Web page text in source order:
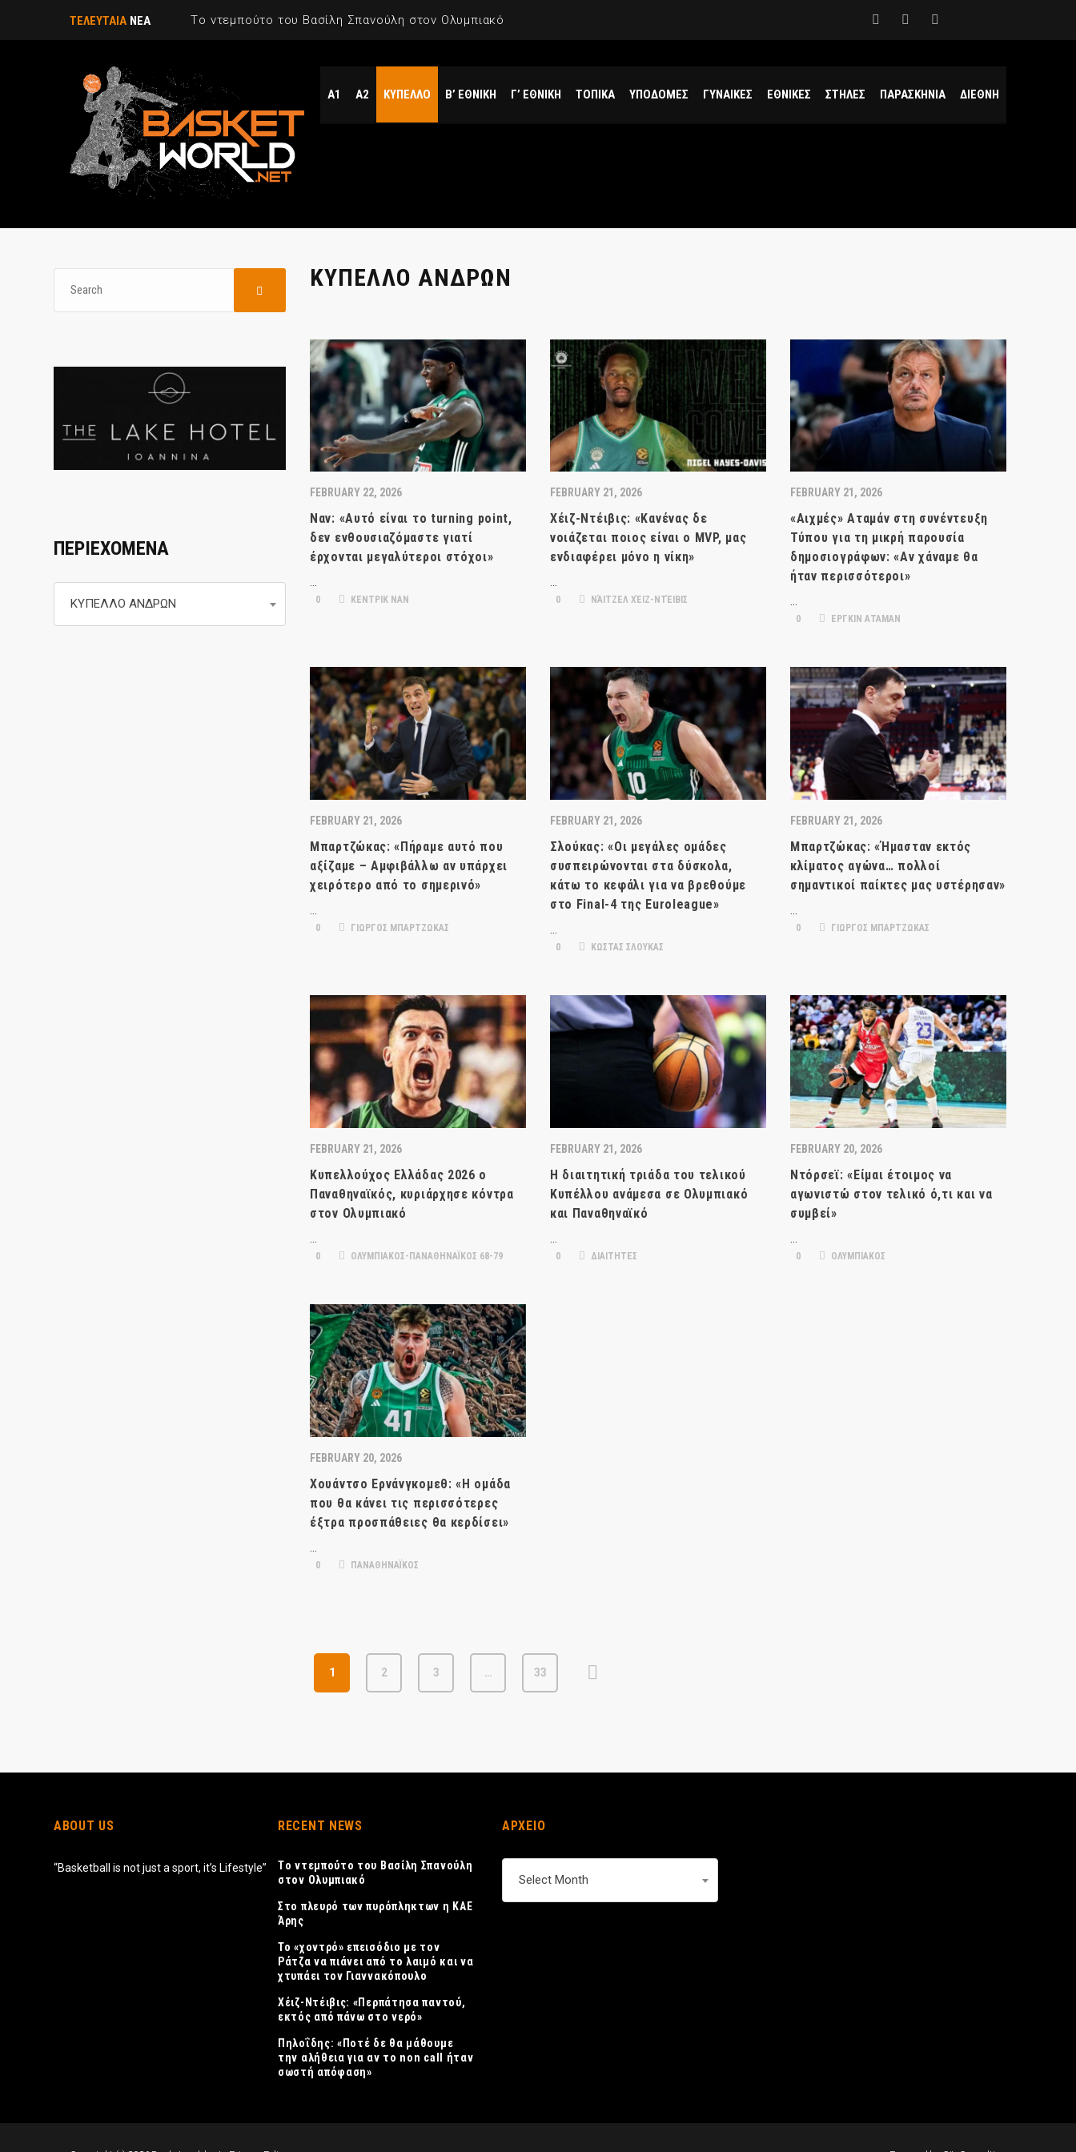
ΤΕΛΕΥΤΑΙΑ ΝΕΑ Tο ντεμπούτο του Βασίλη Σπανούλη στον Ολυμπιακό
Α1 Α2 ΚΥΠΕΛΛΟ Β’ ΕΘΝΙΚΗ Γ’ ΕΘΝΙΚΗ ΤΟΠΙΚΑ ΥΠΟΔΟΜΕΣ ΓΥΝΑΙΚΕΣ ΕΘΝΙΚΕΣ ΣΤΗΛΕΣ ΠΑΡΑΣΚΗΝΙΑ ΔΙΕΘΝΗ
ΚΥΠΕΛΛΟ ΑΝΔΡΩΝ
FEBRUARY 22, 2026
Ναν: «Αυτό είναι το turning point,
δεν ενθουσιαζόμαστε γιατί
έρχονται μεγαλύτεροι στόχοι»
…
0 ΚΕΝΤΡΙΚ ΝΑΝ
FEBRUARY 21, 2026
Χέιζ-Ντέιβις: «Κανένας δε
νοιάζεται ποιος είναι ο MVP, μας
ενδιαφέρει μόνο η νίκη»
…
0 ΝΆΙΤΖΕΛ ΧΈΙΖ-ΝΤΈΙΒΙΣ
FEBRUARY 21, 2026
«Αιχμές» Αταμάν στη συνέντευξη
Τύπου για τη μικρή παρουσία
δημοσιογράφων: «Αν χάναμε θα
ήταν περισσότεροι»
…
0 ΕΡΓΚΙΝ ΑΤΑΜΑΝ
FEBRUARY 21, 2026
Μπαρτζώκας: «Πήραμε αυτό που
αξίζαμε – Αμφιβάλλω αν υπάρχει
χειρότερο από το σημερινό»
…
0 ΓΙΩΡΓΟΣ ΜΠΑΡΤΖΩΚΑΣ
FEBRUARY 21, 2026
Σλούκας: «Οι μεγάλες ομάδες
συσπειρώνονται στα δύσκολα,
κάτω το κεφάλι για να βρεθούμε
στο Final-4 της Euroleague»
…
0 ΚΩΣΤΑΣ ΣΛΟΥΚΑΣ
FEBRUARY 21, 2026
Μπαρτζώκας: «Ήμασταν εκτός
κλίματος αγώνα… πολλοί
σημαντικοί παίκτες μας υστέρησαν»
…
0 ΓΙΩΡΓΟΣ ΜΠΑΡΤΖΩΚΑΣ
FEBRUARY 21, 2026
Κυπελλούχος Ελλάδας 2026 ο
Παναθηναϊκός, κυριάρχησε κόντρα
στον Ολυμπιακό
…
0 ΟΛΥΜΠΙΑΚΟΣ-ΠΑΝΑΘΗΝΑΪΚΟΣ 68-79
FEBRUARY 21, 2026
Η διαιτητική τριάδα του τελικού
Κυπέλλου ανάμεσα σε Ολυμπιακό
και Παναθηναϊκό
…
0 ΔΙΑΙΤΗΤΕΣ
FEBRUARY 20, 2026
Ντόρσεϊ: «Είμαι έτοιμος να
αγωνιστώ στον τελικό ό,τι και να
συμβεί»
…
0 ΟΛΥΜΠΙΑΚΟΣ
FEBRUARY 20, 2026
Χουάντσο Ερνάνγκομεθ: «Η ομάδα
που θα κάνει τις περισσότερες
έξτρα προσπάθειες θα κερδίσει»
0 ΠΑΝΑΘΗΝΑΪΚΟΣ
1 2 3 … 33
ΠΕΡΙΕΧΟΜΕΝΑ
ΚΥΠΕΛΛΟ ΑΝΔΡΩΝ
ABOUT US
“Basketball is not just a sport, it’s Lifestyle”
RECENT NEWS
Tο ντεμπούτο του Βασίλη Σπανούλη
στον Ολυμπιακό
Στο πλευρό των πυρόπληκτων η ΚΑΕ
Άρης
Το «χοντρό» επεισόδιο με τον
Ράτζα να πιάνει από το λαιμό και να
χτυπάει τον Γιαννακόπουλο
Χέιζ-Ντέιβις: «Περπάτησα παντού,
εκτός από πάνω στο νερό»
Πηλοΐδης: «Ποτέ δε θα μάθουμε
την αλήθεια για αν το non call ήταν
σωστή απόφαση»
ΑΡΧΕΙΟ
Select Month